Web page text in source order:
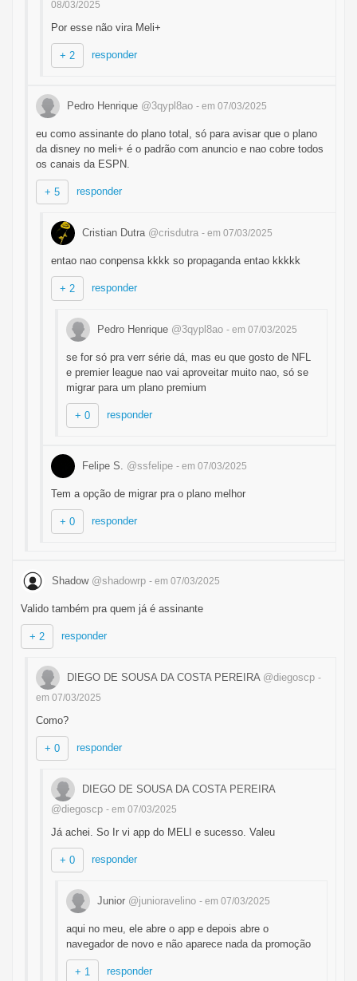
08/03/2025
Por esse não vira Meli+
+ 2 responder
Pedro Henrique @3qypl8ao - em 07/03/2025
eu como assinante do plano total, só para avisar que o plano
da disney no meli+ é o padrão com anuncio e nao cobre todos
os canais da ESPN.
+ 5 responder
Cristian Dutra @crisdutra - em 07/03/2025
entao nao conpensa kkkk so propaganda entao kkkkk
+ 2 responder
Pedro Henrique @3qypl8ao - em 07/03/2025
se for só pra verr série dá, mas eu que gosto de NFL
e premier league nao vai aproveitar muito nao, só se
migrar para um plano premium
+ 0 responder
Felipe S. @ssfelipe - em 07/03/2025
Tem a opção de migrar pra o plano melhor
+ 0 responder
Shadow @shadowrp - em 07/03/2025
Valido também pra quem já é assinante
+ 2 responder
DIEGO DE SOUSA DA COSTA PEREIRA @diegoscp -
em 07/03/2025
Como?
+ 0 responder
DIEGO DE SOUSA DA COSTA PEREIRA
@diegoscp - em 07/03/2025
Já achei. So Ir vi app do MELI e sucesso. Valeu
+ 0 responder
Junior @junioravelino - em 07/03/2025
aqui no meu, ele abre o app e depois abre o
navegador de novo e não aparece nada da promoção
+ 1 responder